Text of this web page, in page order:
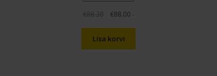
€88.30
Algne
hind
oli:
€88.30.
€88.00Praegune
hind
€88.00.
-
Lisa korvi